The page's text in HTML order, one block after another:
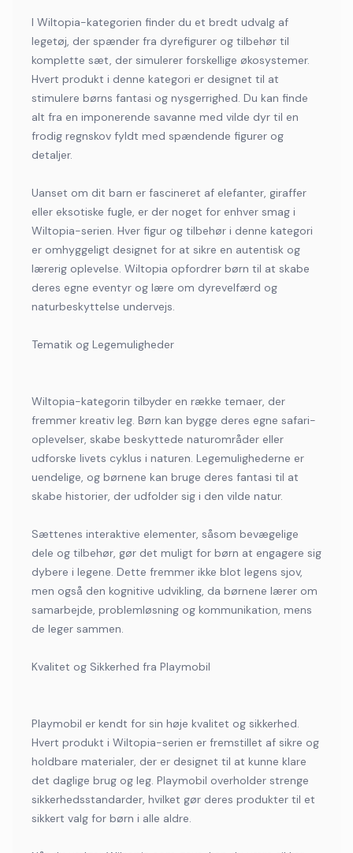
I Wiltopia-kategorien finder du et bredt udvalg af
legetøj, der spænder fra dyrefigurer og tilbehør til
komplette sæt, der simulerer forskellige økosystemer.
Hvert produkt i denne kategori er designet til at
stimulere børns fantasi og nysgerrighed. Du kan finde
alt fra en imponerende savanne med vilde dyr til en
frodig regnskov fyldt med spændende figurer og
detaljer.
Uanset om dit barn er fascineret af elefanter, giraffer
eller eksotiske fugle, er der noget for enhver smag i
Wiltopia-serien. Hver figur og tilbehør i denne kategori
er omhyggeligt designet for at sikre en autentisk og
lærerig oplevelse. Wiltopia opfordrer børn til at skabe
deres egne eventyr og lære om dyrevelfærd og
naturbeskyttelse undervejs.
Tematik og Legemuligheder
Wiltopia-kategorin tilbyder en række temaer, der
fremmer kreativ leg. Børn kan bygge deres egne safari-
oplevelser, skabe beskyttede naturområder eller
udforske livets cyklus i naturen. Legemulighederne er
uendelige, og børnene kan bruge deres fantasi til at
skabe historier, der udfolder sig i den vilde natur.
Sættenes interaktive elementer, såsom bevægelige
dele og tilbehør, gør det muligt for børn at engagere sig
dybere i legene. Dette fremmer ikke blot legens sjov,
men også den kognitive udvikling, da børnene lærer om
samarbejde, problemløsning og kommunikation, mens
de leger sammen.
Kvalitet og Sikkerhed fra Playmobil
Playmobil er kendt for sin høje kvalitet og sikkerhed.
Hvert produkt i Wiltopia-serien er fremstillet af sikre og
holdbare materialer, der er designet til at kunne klare
det daglige brug og leg. Playmobil overholder strenge
sikkerhedsstandarder, hvilket gør deres produkter til et
sikkert valg for børn i alle aldre.